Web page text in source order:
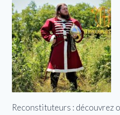
Reconstituteurs : découvrez